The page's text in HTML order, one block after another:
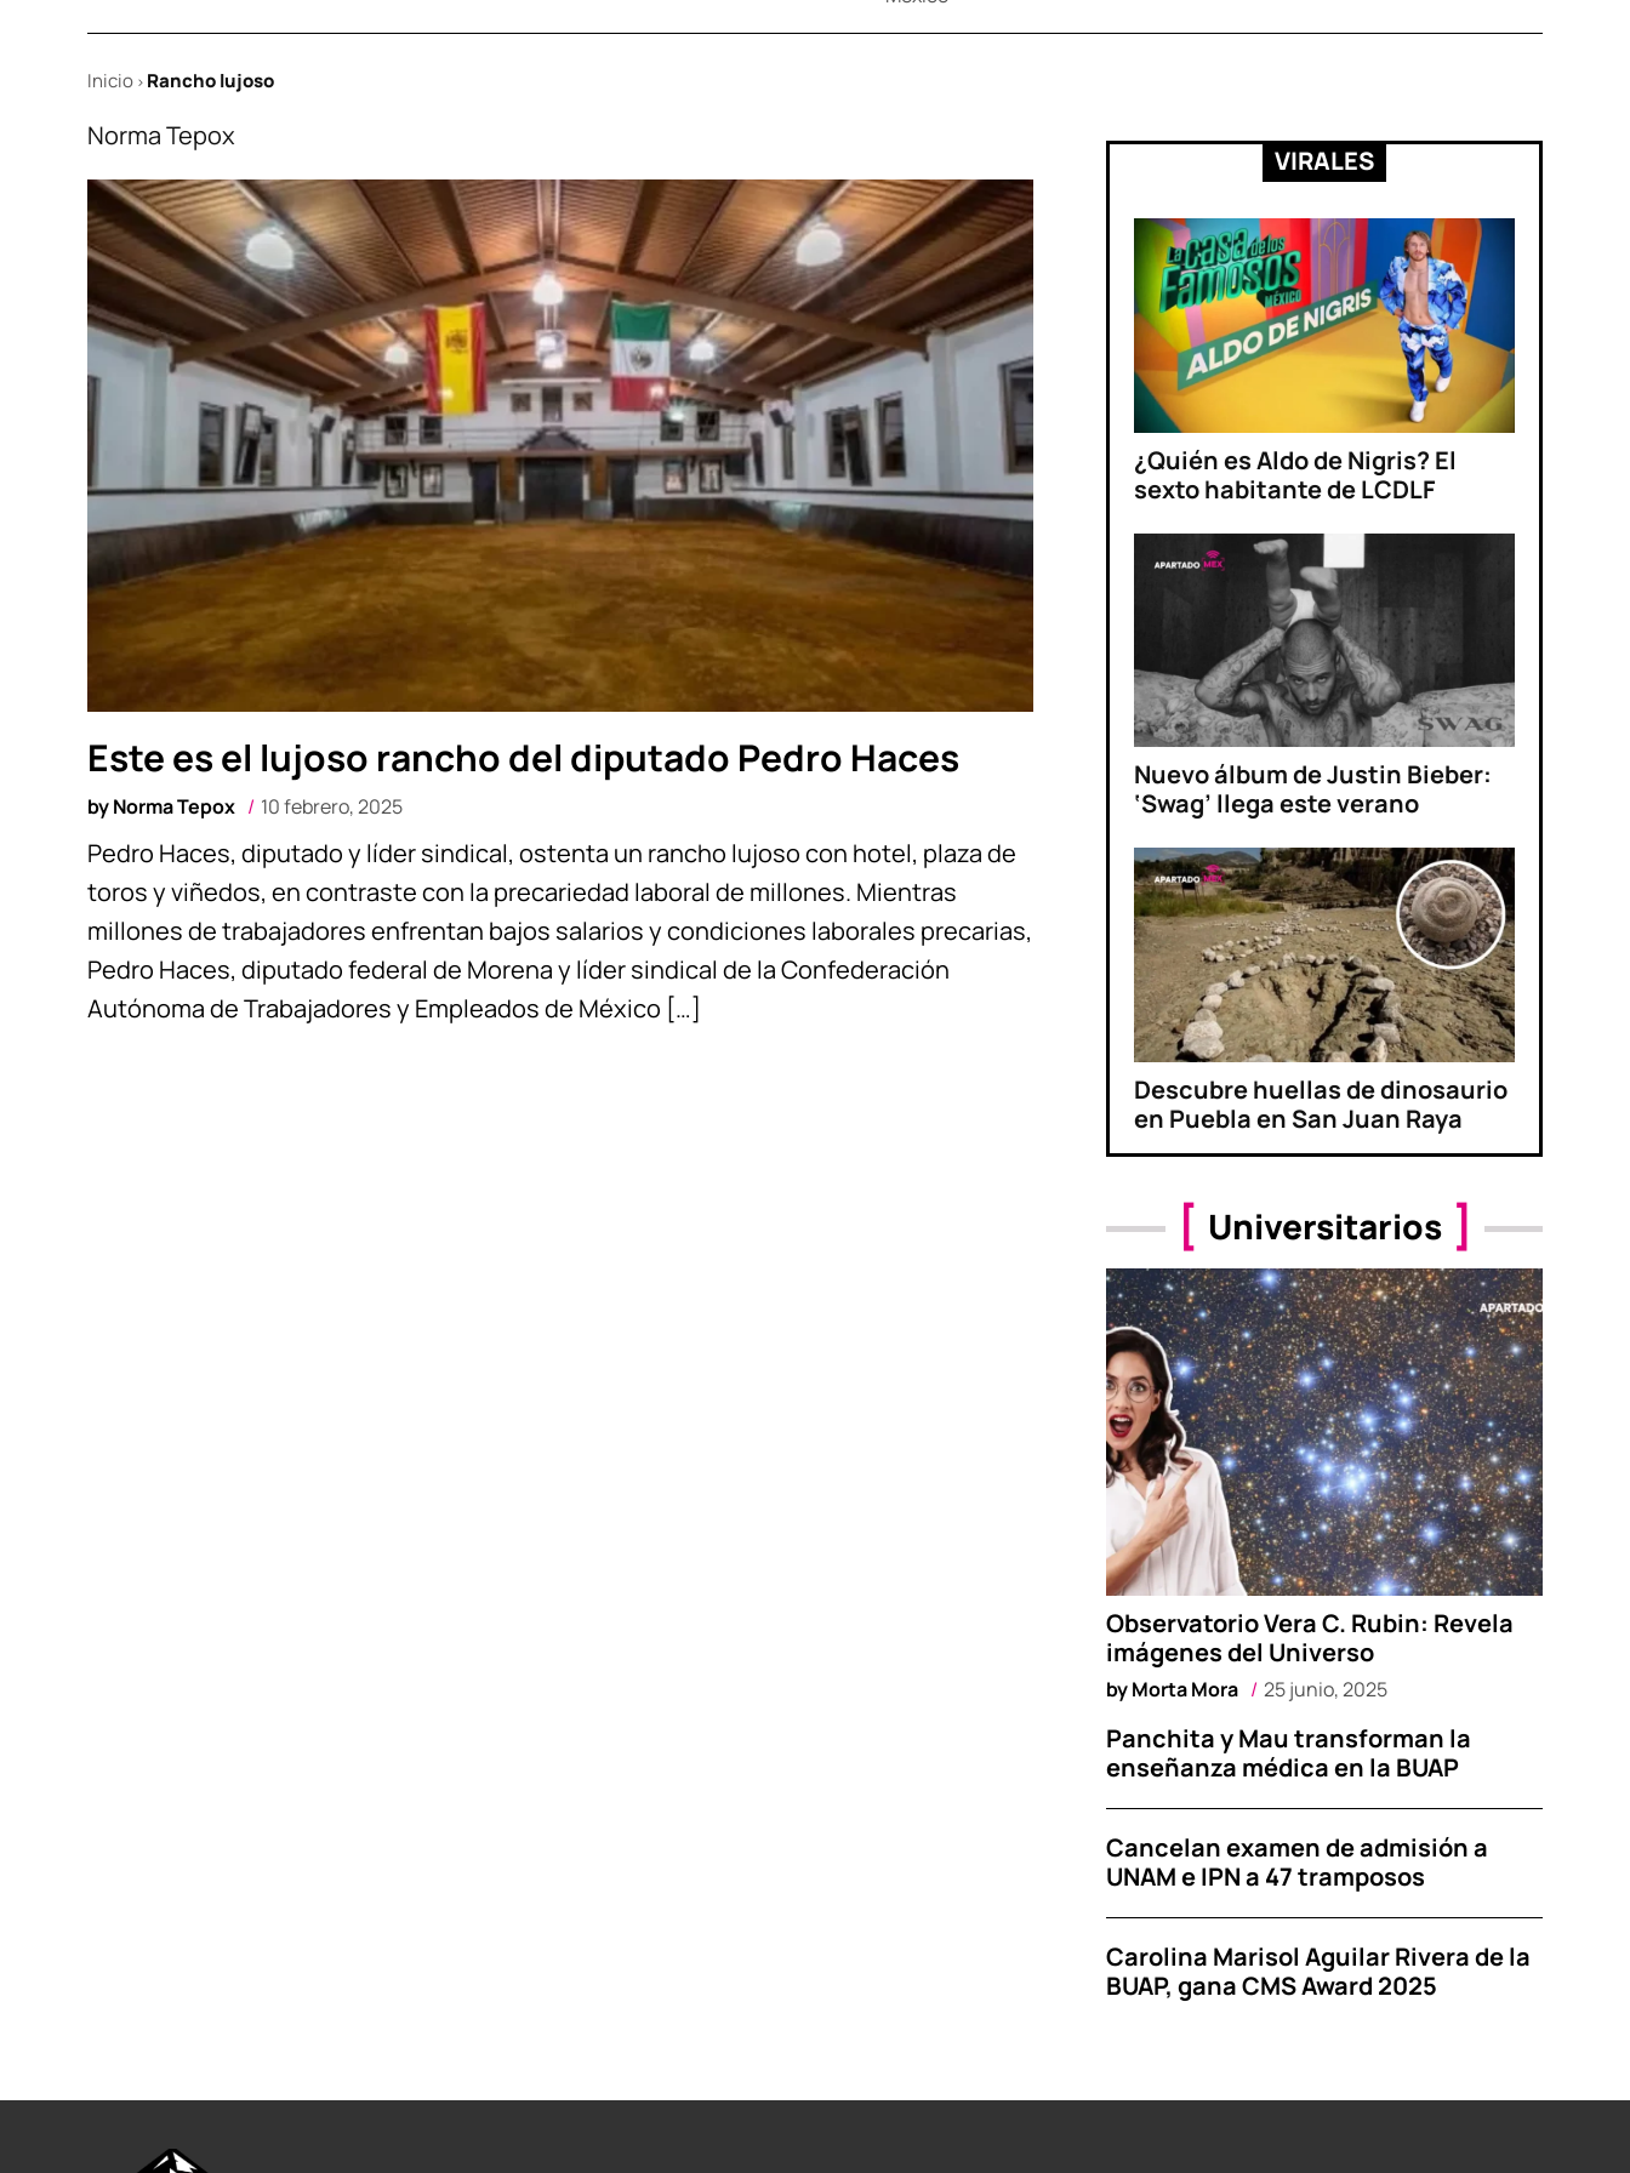
Inicio > Rancho lujoso
Norma Tepox
Este es el lujoso rancho del diputado Pedro Haces
byNorma Tepox 10 febrero, 2025
Pedro Haces, diputado y líder sindical, ostenta un rancho lujoso con hotel, plaza de
toros y viñedos, en contraste con la precariedad laboral de millones. Mientras
millones de trabajadores enfrentan bajos salarios y condiciones laborales precarias,
Pedro Haces, diputado federal de Morena y líder sindical de la Confederación
Autónoma de Trabajadores y Empleados de México […]
VIRALES
¿Quién es Aldo de Nigris? El
sexto habitante de LCDLF
Nuevo álbum de Justin Bieber:
‘Swag’ llega este verano
Descubre huellas de dinosaurio
en Puebla en San Juan Raya
Universitarios
Observatorio Vera C. Rubin: Revela
imágenes del Universo
byMorta Mora 25 junio, 2025
Panchita y Mau transforman la
enseñanza médica en la BUAP
Cancelan examen de admisión a
UNAM e IPN a 47 tramposos
Carolina Marisol Aguilar Rivera de la
BUAP, gana CMS Award 2025